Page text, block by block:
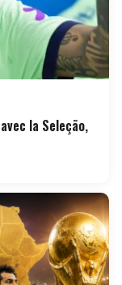
la Seleção,